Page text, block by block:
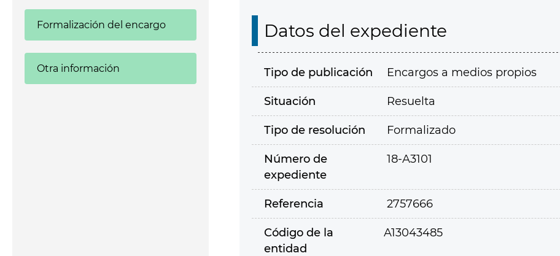
Formalización del encargo
Otra información
Datos del expediente
Tipo de publicación Encargos a medios propios
Situación Resuelta
Tipo de resolución Formalizado
Número de
expediente
18-A3101
Referencia 2757666
Código de la
entidad
A13043485